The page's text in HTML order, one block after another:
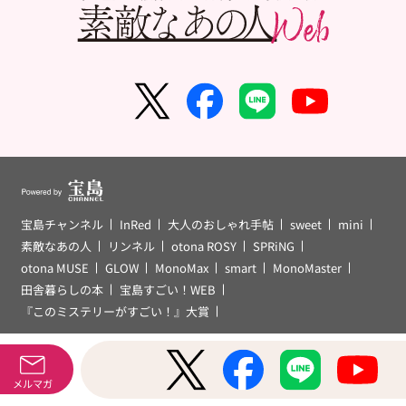
メルマガ
宝島チャンネル InRed 大人のおしゃれ手帖 sweet
mini
素敵なあの人
リンネル otona ROSY
SPRiNG
otona MUSE
GLOW MonoMax smart
MonoMaster
田舎暮らしの本
宝島すごい！WEB
『このミステリーがすごい！』大賞
© TAKARAJIMASHA,Inc. All Rights Reserved.